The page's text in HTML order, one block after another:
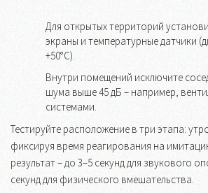
Для открытых территорий
экраны и температурные датчики
+50°C).
Внутри помещений исключите
шума выше 45 дБ – например,
системами.
Тестируйте расположение в три этапа:
фиксируя время реагирования на
результат – до 3–5 секунд для звукового
секунд для физического вмешательства.